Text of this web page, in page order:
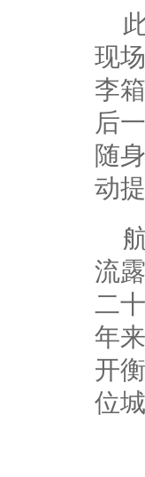
现
李
后
随
动
流
二
年
开
位